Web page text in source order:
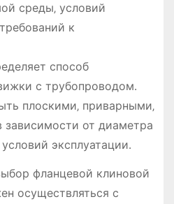
среды‚ условий
к
способ
с трубопроводом․
плоскими‚ приварными‚
зависимости от диаметра
эксплуатации․
фланцевой клиновой
осуществляться с